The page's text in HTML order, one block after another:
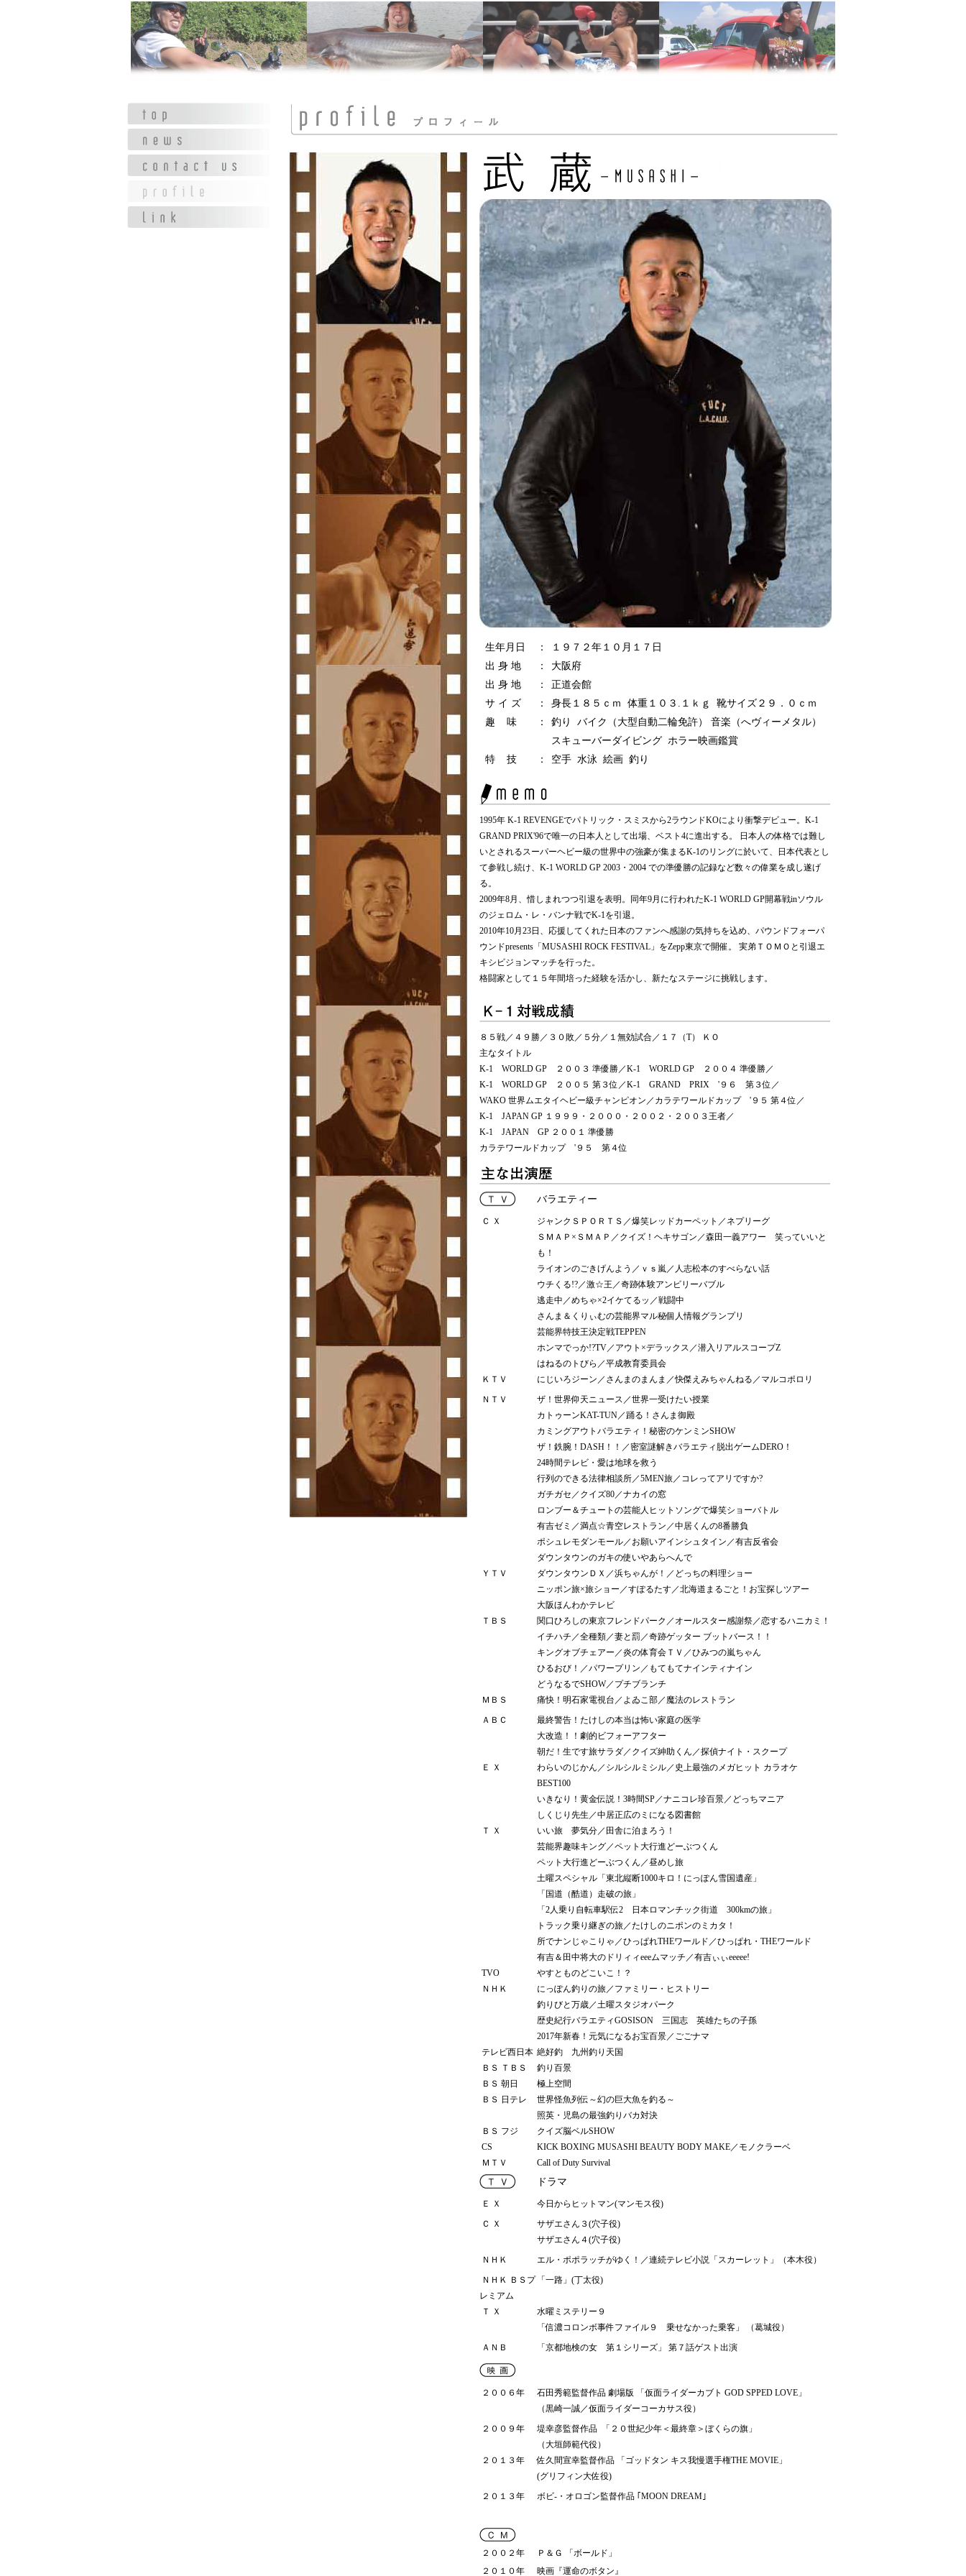
生年月日 ：
１９７２年１０月１７日
出 身 地
：
大阪府
出 身 地
：
正道会館
サ イ ズ
：
身長１８５ｃｍ 体重１０３.１ｋｇ 靴サイズ２９．０ｃｍ
趣 味
：
釣り バイク（大型自動二輪免許） 音楽（へヴィーメタル）
スキューバーダイビング ホラー映画鑑賞
特 技
： 空手 水泳 絵画 釣り
1995年 K-1 REVENGEでパトリック・スミスから2ラウンドKOにより衝撃デビュー。K-1
GRAND PRIX'96で唯一の日本人として出場、ベスト4に進出する。 日本人の体格では難し
いとされるスーパーヘビー級の世界中の強豪が集まるK-1のリングに於いて、日本代表とし
て参戦し続け、K-1 WORLD GP 2003・2004 での準優勝の記録など数々の偉業を成し遂げ
る。
2009年8月、惜しまれつつ引退を表明。同年9月に行われたK-1 WORLD GP開幕戦inソウル
のジェロム・レ・バンナ戦でK-1を引退。
2010年10月23日、応援してくれた日本のファンへ感謝の気持ちを込め、パウンドフォーパ
ウンドpresents「MUSASHI ROCK FESTIVAL」をZepp東京で開催。 実弟ＴＯＭＯと引退エ
キシビジョンマッチを行った。
格闘家として１５年間培った経験を活かし、新たなステージに挑戦します。
８５戦／４９勝／３０敗／５分／１無効試合／１７（T） ＫＯ
主なタイトル
K-1 WORLD GP ２００３ 準優勝／K-1 WORLD GP ２００４ 準優勝／
K-1 WORLD GP ２００５ 第３位／K-1 GRAND PRIX '９６ 第３位／
WAKO 世界ムエタイヘビー級チャンピオン／カラテワールドカップ '９５ 第４位／
K-1 JAPAN GP １９９９・２０００・２００２・２００３王者／
K-1 JAPAN GP ２００１ 準優勝
カラテワールドカップ '９５ 第４位
バラエティー
Ｃ Ｘ
ジャンクＳＰＯＲＴＳ／爆笑レッドカーペット／ネプリーグ
ＳＭＡＰ×ＳＭＡＰ／クイズ！ヘキサゴン／森田一義アワー 笑っていいと
も！
ライオンのごきげんよう／ｖｓ嵐／人志松本のすべらない話
ウチくる!?／激☆王／奇跡体験アンビリーバブル
逃走中／めちゃ×2イケてるッ／戦闘中
さんま＆くりぃむの芸能界マル秘個人情報グランプリ
芸能界特技王決定戦TEPPEN
ホンマでっか!?TV／アウト×デラックス／潜入リアルスコープZ
はねるのトびら／平成教育委員会
ＫＴＶ
にじいろジーン／さんまのまんま／快傑えみちゃんねる／マルコポロリ
ＮＴＶ
ザ！世界仰天ニュース／世界一受けたい授業
カトゥーンKAT-TUN／踊る！さんま御殿
カミングアウトバラエティ！秘密のケンミンSHOW
ザ！鉄腕！DASH！！／密室謎解きバラエティ脱出ゲームDERO！
24時間テレビ・愛は地球を救う
行列のできる法律相談所／5MEN旅／コレってアリですか?
ガチガセ／クイズ80／ナカイの窓
ロンブー＆チュートの芸能人ヒットソングで爆笑ショーバトル
有吉ゼミ／満点☆青空レストラン／中居くんの8番勝負
ポシュレモダンモール／お願いアインシュタイン／有吉反省会
ダウンタウンのガキの使いやあらへんで
ＹＴＶ
ダウンタウンＤＸ／浜ちゃんが！／どっちの料理ショー
ニッポン旅×旅ショー／すぽるたす／北海道まるごと！お宝探しツアー
大阪ほんわかテレビ
ＴＢＳ
関口ひろしの東京フレンドパーク／オールスター感謝祭／恋するハニカミ！
イチハチ／全種類／妻と罰／奇跡ゲッター ブットバース！！
キングオブチェアー／炎の体育会ＴＶ／ひみつの嵐ちゃん
ひるおび！／パワープリン／もてもてナインティナイン
どうなるでSHOW／プチブランチ
ＭＢＳ
痛快！明石家電視台／よゐこ部／魔法のレストラン
ＡＢＣ
最終警告！たけしの本当は怖い家庭の医学
大改造！！劇的ビフォーアフター
朝だ！生です旅サラダ／クイズ紳助くん／探偵ナイト・スクープ
Ｅ Ｘ
わらいのじかん／シルシルミシル／史上最強のメガヒット カラオケ
BEST100
いきなり！黄金伝説！3時間SP／ナニコレ珍百景／どっちマニア
しくじり先生／中居正広のミになる図書館
Ｔ Ｘ
いい旅 夢気分／田舎に泊まろう！
芸能界趣味キング／ペット大行進どーぶつくん
ペット大行進どーぶつくん／昼めし旅
土曜スペシャル「東北縦断1000キロ！にっぽん雪国遺産」
「国道（酷道）走破の旅」
「2人乗り自転車駅伝2 日本ロマンチック街道 300kmの旅」
トラック乗り継ぎの旅／たけしのニポンのミカタ！
所でナンじゃこりゃ／ひっぱれTHEワールド／ひっぱれ・THEワールド
有吉＆田中将大のドリィィeeeムマッチ／有吉ぃぃeeeee!
TVO
やすとものどこいこ！？
ＮＨＫ
にっぽん釣りの旅／ファミリー・ヒストリー
釣りびと万歳／土曜スタジオパーク
歴史紀行バラエティGOSISON 三国志 英雄たちの子孫
2017年新春！元気になるお宝百景／ごごナマ
テレビ西日本 絶好釣 九州釣り天国
ＢＳ ＴＢＳ
釣り百景
ＢＳ 朝日
極上空間
ＢＳ 日テレ
世界怪魚列伝～幻の巨大魚を釣る～
照英・児島の最強釣りバカ対決
ＢＳ フジ
クイズ脳ベルSHOW
CS
KICK BOXING MUSASHI BEAUTY BODY MAKE／モノクラーベ
ＭＴＶ
Call of Duty Survival
ドラマ
Ｅ Ｘ
今日からヒットマン(マンモス役)
Ｃ Ｘ
サザエさん３(穴子役)
サザエさん４(穴子役)
ＮＨＫ
エル・ポポラッチがゆく！／連続テレビ小説「スカーレット」（本木役）
ＮＨＫ ＢＳプ
レミアム
「一路」(丁太役)
Ｔ Ｘ
水曜ミステリー９
「信濃コロンボ事件ファイル９ 乗せなかった乗客」 （葛城役）
ＡＮＢ
「京都地検の女 第１シリーズ」 第７話ゲスト出演
２００６年
石田秀範監督作品 劇場版 「仮面ライダーカブト GOD SPPED LOVE」
（黒崎一誠／仮面ライダーコーカサス役）
２００９年
堤幸彦監督作品 「２０世紀少年＜最終章＞ぼくらの旗」
（大垣師範代役）
２０１３年
佐久間宣幸監督作品 「ゴッドタン キス我慢選手権THE MOVIE」
(グリフィン大佐役)
２０１３年
ボビ-・オロゴン監督作品 ｢MOON DREAM｣
２００２年
Ｐ＆Ｇ 「ボールド」
２０１０年
映画『運命のボタン』